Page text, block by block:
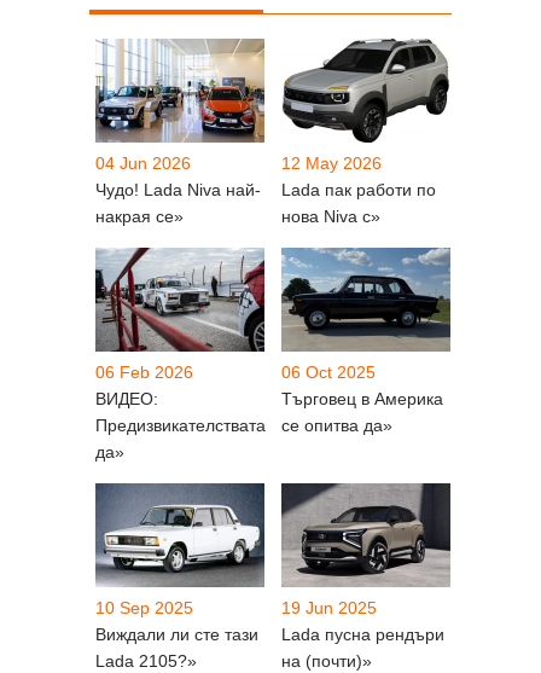
04 Jun 2026
Чудо! Lada Niva най-
накрая се»
12 May 2026
Lada пак работи по
нова Niva с»
06 Feb 2026
ВИДЕО:
Предизвикателствата
да»
06 Oct 2025
Търговец в Америка
се опитва да»
10 Sep 2025
Виждали ли сте тази
Lada 2105?»
19 Jun 2025
Lada пусна рендъри
на (почти)»